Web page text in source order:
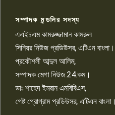
১০
সম্পাদক মন্ডলির সদস্য
এএইচএম কামরুজ্জামান কামরুল
সিনিয়র নিউজ প্রডিউসর, এটিএন বাংলা।
প্রকৌশলী আব্দুল আলিম,
সম্পাদক মেগা নিউজ.24.কম।
ডাঃ শাহেদ ইমরান এমবিবিএস,
গেষ্ট প্রোগ্রাম প্রডিউসর, এটিএন বাংলা।